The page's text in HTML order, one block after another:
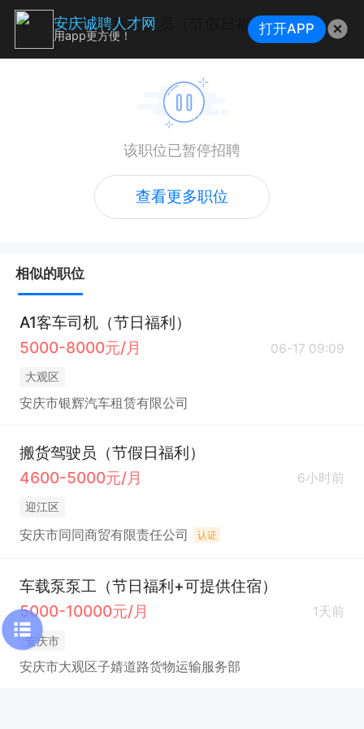
三轮车送货员（节假日福利）
该职位已暂停招聘
查看更多职位
相似的职位
A1客车司机（节日福利）
5000-8000元/月
06-17 09:09
大观区
安庆市银辉汽车租赁有限公司
搬货驾驶员（节假日福利）
4600-5000元/月
6小时前
迎江区
安庆市同同商贸有限责任公司 认证
车载泵泵工（节日福利+可提供住宿）
5000-10000元/月
1天前
安庆市
安庆市大观区子婧道路货物运输服务部
安庆诚聘人才网
用app更方便！ 打开APP